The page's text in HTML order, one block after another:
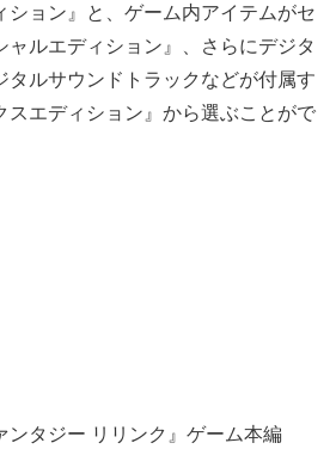
ション』と、ゲーム内アイテムがセ
ャルエディション』、さらにデジタ
タルサウンドトラックなどが付属す
スエディション』から選ぶことがで
ンタジー リリンク』ゲーム本編